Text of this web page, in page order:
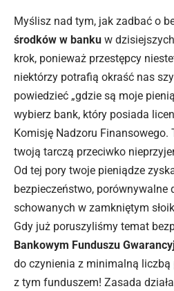
Myślisz nad tym, jak zadbać o
środków w banku w
krok, ponieważ przestępcy
niektórzy potrafią okraść nas
powiedzieć „gdzie są moje
wybierz bank, który posiada
Komisję Nadzoru Finansowego.
twoją tarczą przeciwko
Od tej pory twoje pieniądze
bezpieczeństwo, porównywalne
schowanych w zamkniętym
Gdy już poruszyliśmy temat
Bankowym Funduszu
do czynienia z minimalną
z tym funduszem! Zasada